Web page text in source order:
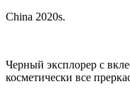
China 2020s.
Черный эксплорер с
косметически все